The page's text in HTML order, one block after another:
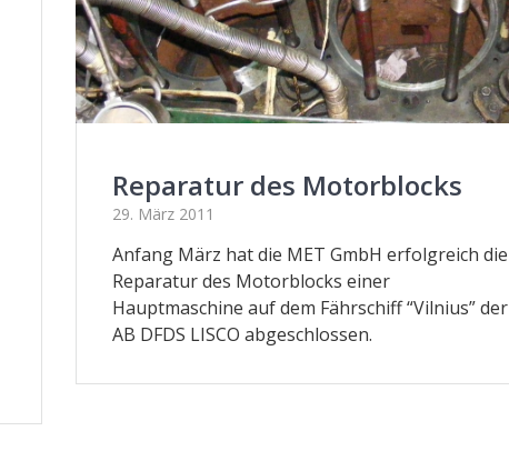
Reparatur des Motorblocks
29. März 2011
Anfang März hat die MET GmbH erfolgreich die
Reparatur des Motorblocks einer
Hauptmaschine auf dem Fährschiff “Vilnius” der
AB DFDS LISCO abgeschlossen.